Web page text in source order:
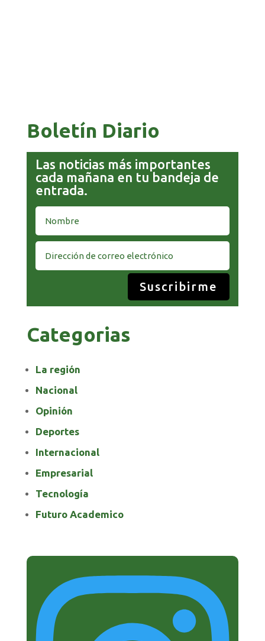
Boletín Diario
Las noticias más importantes
cada mañana en tu bandeja de
entrada.
Suscribirme
Categorias
La región
Nacional
Opinión
Deportes
Internacional
Empresarial
Tecnología
Futuro Academico